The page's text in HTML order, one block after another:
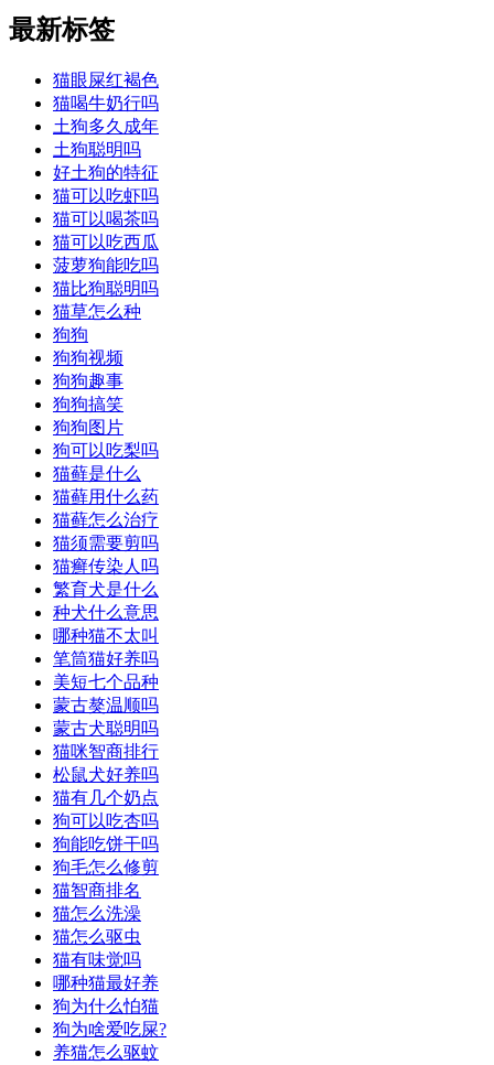
最新标签
猫眼屎红褐色
猫喝牛奶行吗
土狗多久成年
土狗聪明吗
好土狗的特征
猫可以吃虾吗
猫可以喝茶吗
猫可以吃西瓜
菠萝狗能吃吗
猫比狗聪明吗
猫草怎么种
狗狗
狗狗视频
狗狗趣事
狗狗搞笑
狗狗图片
狗可以吃梨吗
猫藓是什么
猫藓用什么药
猫藓怎么治疗
猫须需要剪吗
猫癣传染人吗
繁育犬是什么
种犬什么意思
哪种猫不太叫
笔筒猫好养吗
美短七个品种
蒙古獒温顺吗
蒙古犬聪明吗
猫咪智商排行
松鼠犬好养吗
猫有几个奶点
狗可以吃杏吗
狗能吃饼干吗
狗毛怎么修剪
猫智商排名
猫怎么洗澡
猫怎么驱虫
猫有味觉吗
哪种猫最好养
狗为什么怕猫
狗为啥爱吃屎?
养猫怎么驱蚊